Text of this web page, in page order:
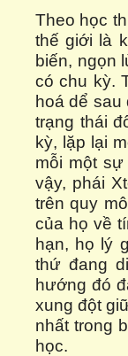
Theo học
thế giới là
biến, ngọn
có chu kỳ.
hoá dể sau
trạng thái
kỳ, lặp lại
mỗi một
vậy, phái
trên quy
của họ về
hạn, họ lý
thứ đang
hướng đó
xung đột
nhất trong
học.